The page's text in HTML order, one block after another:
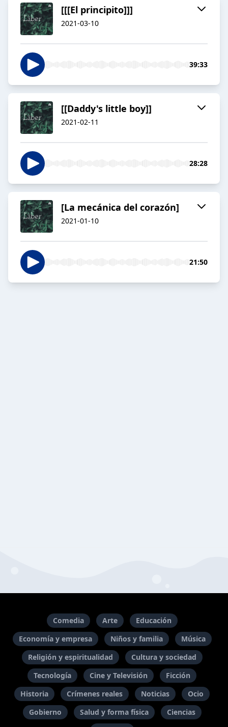
[[[El principito]]]
2021-03-10
39:33
[[Daddy's little boy]]
2021-02-11
28:28
[La mecánica del corazón]
2021-01-10
21:50
Comedia Arte
Educación
Economía y empresa
Niños y familia
Música
Religión y espiritualidad
Cultura y sociedad
Tecnología
Cine y Televisión
Ficción
Historia
Crímenes reales Noticias
Ocio
Gobierno
Salud y forma física
Ciencias